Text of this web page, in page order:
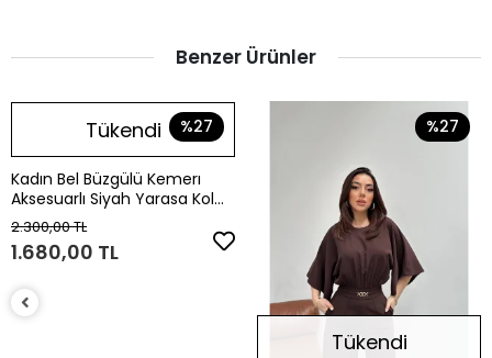
Benzer Ürünler
%27
Tükendi
Kadın Bel Büzgülü Kemerı
Aksesuarlı Siyah Yarasa Kol
Tulum
2.300,00 TL
1.680,00 TL
%27
Tükendi